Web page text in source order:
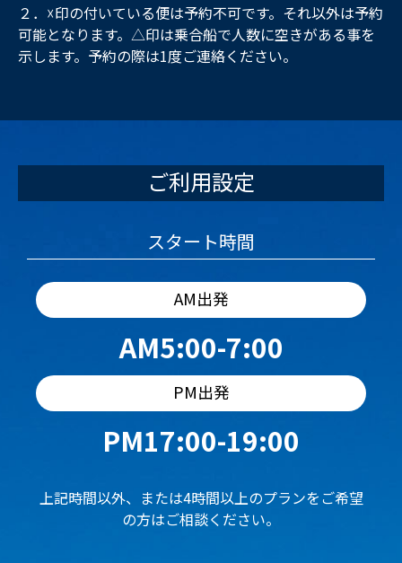
２．☓印の付いている便は予約不可です。それ以外は予約
可能となります。△印は乗合船で人数に空きがある事を
示します。予約の際は1度ご連絡ください。
ご利用設定
スタート時間
AM出発
AM5:00-7:00
PM出発
PM17:00-19:00
上記時間以外、または4時間以上のプランをご希望
の方はご相談ください。